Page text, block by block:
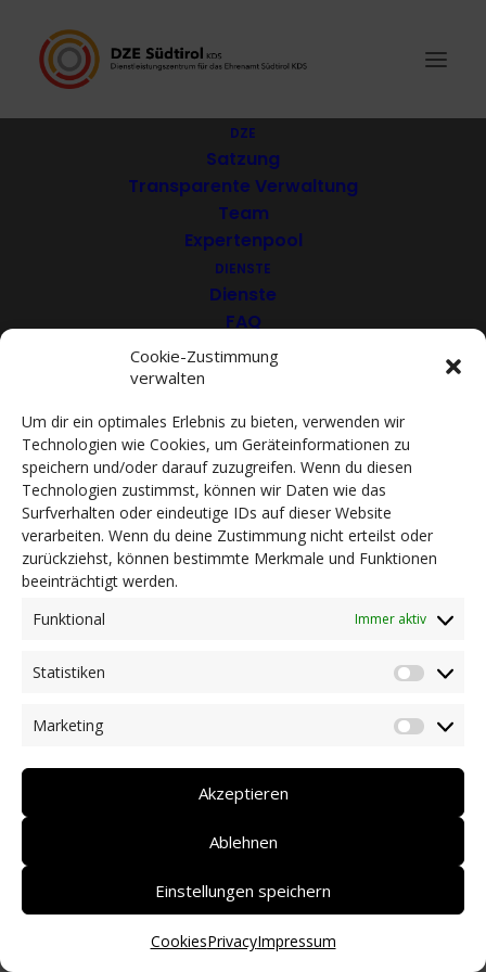
Cookie-Zustimmung
verwalten
Um dir ein optimales Erlebnis zu bieten, verwenden wir
Technologien wie Cookies, um Geräteinformationen zu
speichern und/oder darauf zuzugreifen. Wenn du diesen
Technologien zustimmst, können wir Daten wie das
Surfverhalten oder eindeutige IDs auf dieser Website
verarbeiten. Wenn du deine Zustimmung nicht erteilst oder
zurückziehst, können bestimmte Merkmale und Funktionen
beeinträchtigt werden.
Funktional
Immer aktiv
Statistiken
Marketing
Akzeptieren
Ablehnen
Einstellungen speichern
CookiesPrivacyImpressum
DZE
Satzung
Transparente Verwaltung
Team
Expertenpool
DIENSTE
Dienste
FAQ
Download
Mitglied werden
ACADEMY
VIDEOTHEK
NEWS
Dringlichkeitsmaßnahmen und aktuelle Informationen
Coronakrise: Hilfsangebote unserer Mitglieder
Initiativen unserer Mitglieder/Partner
DEUTSCH
Epinet – Netzwerk
Epilepsie Südtirol